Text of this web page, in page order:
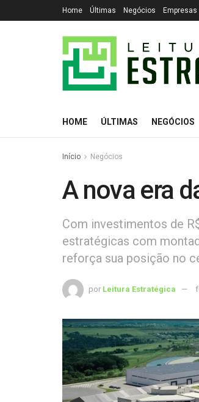
Home Últimas Negócios Empresas
HOME ÚLTIMAS NEGÓCIOS
Início Negócios
A nova era
Com investimentos de
estratégicas com
reforça sua posição no
por Leitura Estratégica